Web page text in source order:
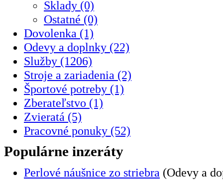
Sklady (0)
Ostatné (0)
Dovolenka (1)
Odevy a doplnky (22)
Služby (1206)
Stroje a zariadenia (2)
Športové potreby (1)
Zberateľstvo (1)
Zvieratá (5)
Pracovné ponuky (52)
Populárne inzeráty
Perlové náušnice zo striebra (Odevy a